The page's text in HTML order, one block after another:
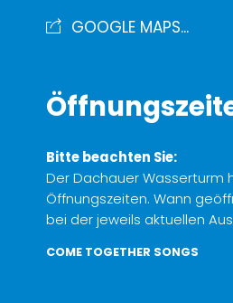
GOOGLE MAPS...
Bitte beachten Sie:
Der Dachauer Wasserturm
Öffnungszeiten. Wann
bei der jeweils aktuellen
COME TOGETHER SONGS